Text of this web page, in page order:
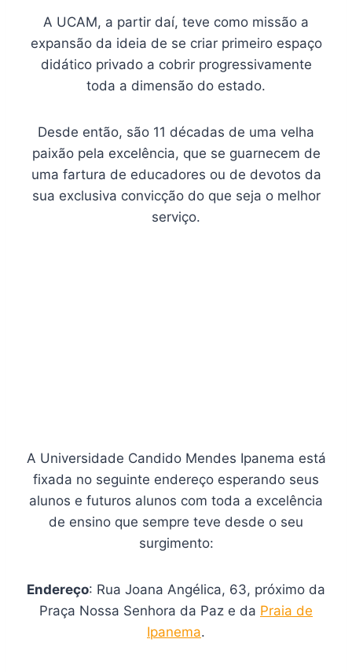
A UCAM, a partir daí, teve como missão a
expansão da ideia de se criar primeiro espaço
didático privado a cobrir progressivamente
toda a dimensão do estado.
Desde então, são 11 décadas de uma velha
paixão pela excelência, que se guarnecem de
uma fartura de educadores ou de devotos da
sua exclusiva convicção do que seja o melhor
serviço.
A Universidade Candido Mendes Ipanema está
fixada no seguinte endereço esperando seus
alunos e futuros alunos com toda a excelência
de ensino que sempre teve desde o seu
surgimento:
Endereço: Rua Joana Angélica, 63, próximo da
Praça Nossa Senhora da Paz e da Praia de
Ipanema.